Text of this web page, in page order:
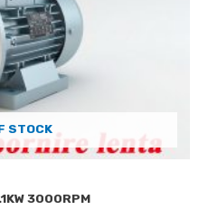
STOCK
3000RPM